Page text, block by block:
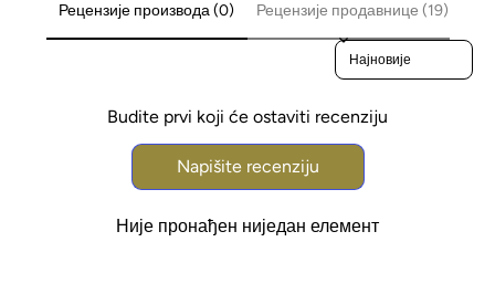
Рецензије производа (0) Рецензије продавнице (19)
Sort reviews by
Budite prvi koji će ostaviti recenziju
Napišite recenziju
Није пронађен ниједан елемент